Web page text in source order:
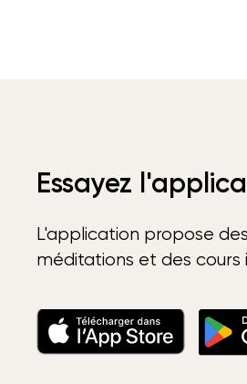
Essayez
L'application propose
méditations et des cours